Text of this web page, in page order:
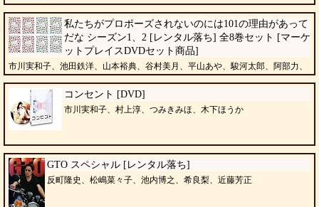
私たちがプロポーズされないのには101の理由があって
だな シーズン1、2 [レンタル落ち] 全8巻セット [マーケ
ットプレイスDVDセット商品]
市川実和子、池田鉄洋、山本裕典、谷村美月、平山あや、駿河太郎、阿部力、
コンセント [DVD]
市川実和子、村上淳、つみきみほ、木下ほうか
GTO スペシャル [レンタル落ち]
反町隆史、松嶋菜々子、池内博之、希良梨、近藤芳正